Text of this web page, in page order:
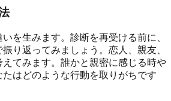
を生みます。診断を再受ける前に、
り返ってみましょう。恋人、親友、
てみます。誰かと親密に感じる時や
はどのような行動を取りがちです